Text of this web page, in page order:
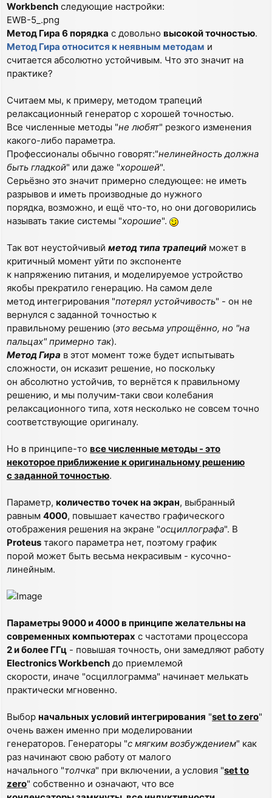
Workbench следующие настройки:
EWB-5_.png
Метод Гира 6 порядка с довольно высокой точностью.
Метод Гира относится к неявным методам и
считается абсолютно устойчивым. Что это значит на
практике?
Считаем мы, к примеру, методом трапеций
релаксационный генератор с хорошей точностью.
Все численные методы "не любят" резкого изменения
какого-либо параметра.
Профессионалы обычно говорят:"нелинейность должна
быть гладкой" или даже "хорошей".
Серьёзно это значит примерно следующее: не иметь
разрывов и иметь производные до нужного
порядка, возможно, и ещё что-то, но они договорились
называть такие системы "хорошие".
Так вот неустойчивый метод типа трапеций может в
критичный момент уйти по экспоненте
к напряжению питания, и моделируемое устройство
якобы прекратило генерацию. На самом деле
метод интегрирования "потерял устойчивость" - он не
вернулся с заданной точностью к
правильному решению (это весьма упрощённо, но "на
пальцах" примерно так).
Метод Гира в этот момент тоже будет испытывать
сложности, он исказит решение, но поскольку
он абсолютно устойчив, то вернётся к правильному
решению, и мы получим-таки свои колебания
релаксационного типа, хотя несколько не совсем точно
соответствующие оригиналу.
Но в принципе-то все численные методы - это
некоторое приближение к оригинальному решению
с заданной точностью.
Параметр, количество точек на экран, выбранный
равным 4000, повышает качество графического
отображения решения на экране "осциллографа". В
Proteus такого параметра нет, поэтому график
порой может быть весьма некрасивым - кусочно-
линейным.
Параметры 9000 и 4000 в принципе желательны на
современных компьютерах с частотами процессора
2 и более ГГц - повышая точность, они замедляют работу
Electronics Workbench до приемлемой
скорости, иначе "осциллограмма" начинает мелькать
практически мгновенно.
Выбор начальных условий интегрирования "set to zero"
очень важен именно при моделировании
генераторов. Генераторы "с мягким возбуждением" как
раз начинают свою работу от малого
начального "толчка" при включении, а условия "set to
zero" собственно и означают, что все